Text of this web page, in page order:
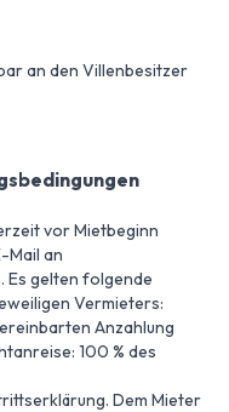
an den Villenbesitzer
vor Mietbeginn
Mail an
Es gelten folgende
Vermieters:
Anzahlung
100 % des
Dem Mieter